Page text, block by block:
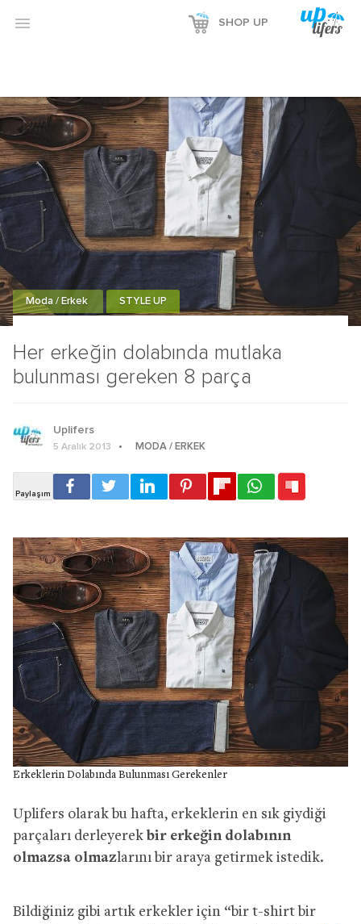
 SHOP UP
Her erkeğin dolabında mutlaka
bulunması gereken 8 parça
Moda / Erkek STYLE UP
Uplifers
5 Aralık 2013 MODA / ERKEK
Erkeklerin Dolabında Bulunması Gerekenler
Uplifers olarak bu hafta, erkeklerin en sık giydiği
parçaları derleyerek bir erkeğin dolabının
olmazsa olmazlarını bir araya getirmek istedik.
Bildiğiniz gibi artık erkekler için “bir t-shirt bir